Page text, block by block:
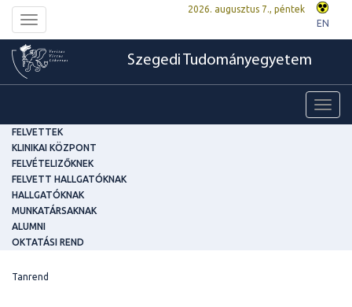
Toggle
navigation
2026. augusztus 7., péntek
EN
Szegedi Tudományegyetem
FELVETTEK
KLINIKAI KÖZPONT
FELVÉTELIZŐKNEK
FELVETT HALLGATÓKNAK
HALLGATÓKNAK
MUNKATÁRSAKNAK
ALUMNI
OKTATÁSI REND
Tanrend